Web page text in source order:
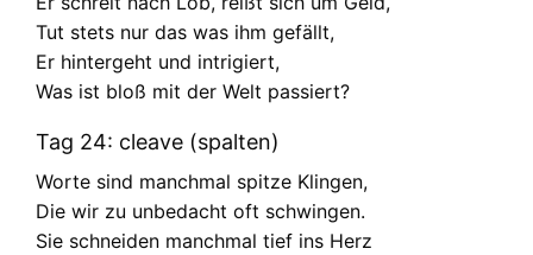
Tut stets nur das was ihm gefällt,
Er hintergeht und intrigiert,
Was ist bloß mit der Welt passiert?
Tag 24: cleave (spalten)
Worte sind manchmal spitze Klingen,
Die wir zu unbedacht oft schwingen.
Sie schneiden manchmal tief ins Herz